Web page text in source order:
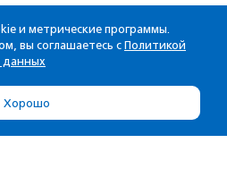
и метрические программы.
вы соглашаетесь с Политикой
данных
Хорошо